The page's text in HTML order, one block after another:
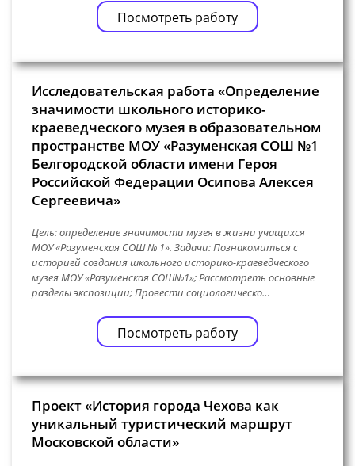
Посмотреть работу
Исследовательская работа «Определение
значимости школьного историко-
краеведческого музея в образовательном
пространстве МОУ «Разуменская СОШ №1
Белгородской области имени Героя
Российской Федерации Осипова Алексея
Сергеевича»
Цель: определение значимости музея в жизни учащихся
МОУ «Разуменская СОШ № 1». Задачи: Познакомиться с
историей создания школьного историко-краеведческого
музея МОУ «Разуменская СОШ№1»; Рассмотреть основные
разделы экспозиции; Провести социологическо…
Посмотреть работу
Проект «История города Чехова как
уникальный туристический маршрут
Московской области»